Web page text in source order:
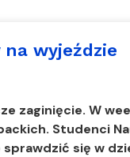
na wyjeździe
zaginięcie. W
Studenci
sprawdzić się w